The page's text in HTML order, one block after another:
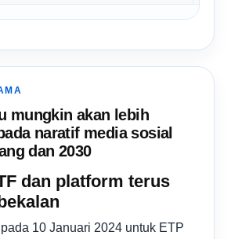
mungkin akan lebih
naratif media sosial
dan 2030
dan platform terus
10 Januari 2024 untuk ETP